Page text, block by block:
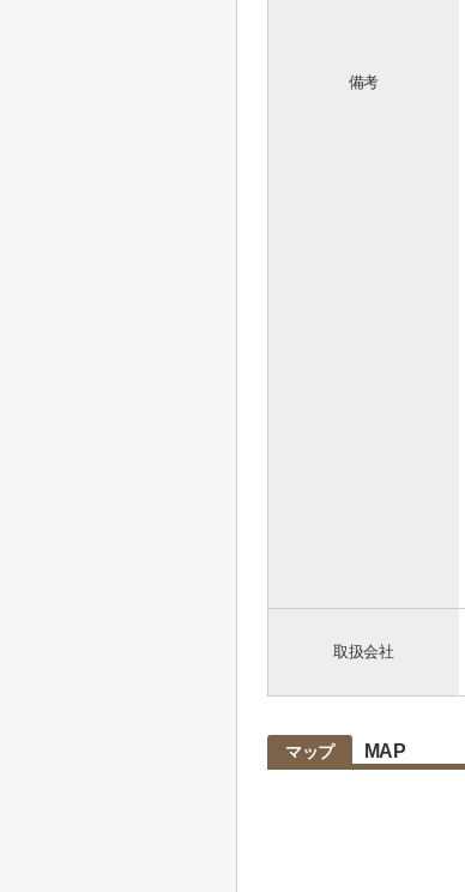
備考
取扱会社
マップ MAP